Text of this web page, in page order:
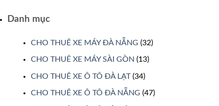
Danh mục
CHO THUÊ XE MÁY ĐÀ NẴNG (32)
CHO THUÊ XE MÁY SÀI GÒN (13)
CHO THUÊ XE Ô TÔ ĐÀ LẠT(34)
CHO THUÊ XE Ô TÔ ĐÀ NẴNG (47)